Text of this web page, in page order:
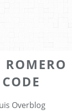
Overblog